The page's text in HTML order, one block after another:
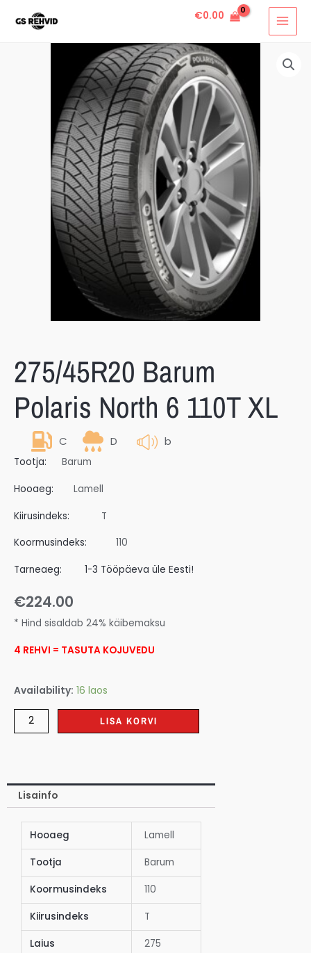
€0.00
275/45R20 Barum
Polaris North 6 110T XL
C D b
Tootja: Barum
Hooaeg: Lamell
Kiirusindeks: T
Koormusindeks: 110
Tarneaeg: 1-3 Tööpäeva üle Eesti!
€224.00
* Hind sisaldab 24% käibemaksu
4 REHVI = TASUTA KOJUVEDU
Availability: 16 laos
LISA KORVI
Lisainfo
Hooaeg Lamell
Tootja Barum
Koormusindeks 110
Kiirusindeks T
Laius 275